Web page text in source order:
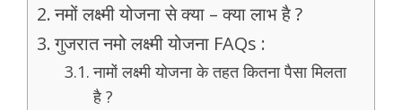
नमों लक्ष्मी योजना से क्या – क्या लाभ है ?
गुजरात नमो लक्ष्मी योजना FAQs :
नामों लक्ष्मी योजना के तहत कितना पैसा मिलता
है ?